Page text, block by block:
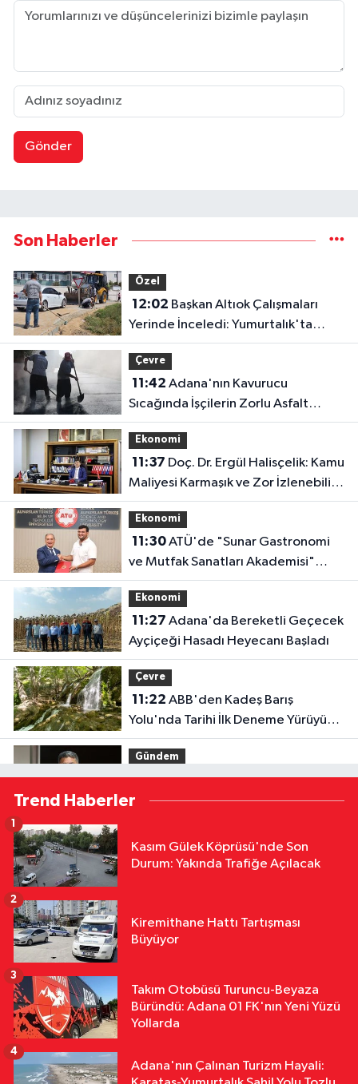
Gönder
Son Haberler
Özel
12:02
Yerinde İnceledi: Yumurtalık'ta
Altyapı ve Ulaşım Seferberliği
Çevre
11:42
Sıcağında İşçilerin Zorlu Asfalt
Mesaisi Sürüyor
Ekonomi
11:37
Maliyesi Karmaşık ve Zor İzlenebilir
Bir Yapıya Dönüştü
Ekonomi
11:30ATÜ'de "Sunar Gastronomi
ve Mutfak Sanatları Akademisi"
Kuruluyor
Ekonomi
11:27
Ayçiçeği Hasadı Heyecanı Başladı
Çevre
11:22
Yolu'nda Tarihi İlk Deneme Yürüyüşü
ve Doğayla Buluşma Zirvesi
Gündem
11:18AK Parti'li Faruk Aytek
"Ceyhan'ı Küresel Bir Enerji Merkezi
11:13 Adana'da Korkunç İddia: 5
10:05Adana'da 52 Yıllık
Geldi"
Kültür & Sanat
09:56“Damla’nın Fırçası” Resim
Trend Haberler
Kasım Gülek Köprüsü'nde Son
Durum: Yakında Trafiğe Açılacak
1
Kiremithane Hattı Tartışması
Büyüyor
2
Takım Otobüsü Turuncu-Beyaza
Büründü: Adana 01 FK'nın Yeni Yüzü
Yollarda
3
Adana'nın Çalınan Turizm Hayali:
4